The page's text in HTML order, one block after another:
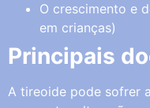
O crescimento e
em crianças)
Principais
A tireoide pode sofrer